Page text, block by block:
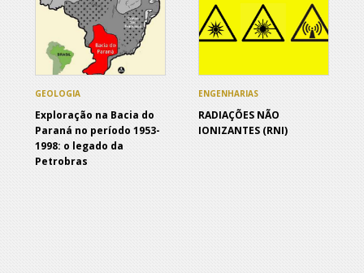
GEOLOGIA
Exploração na Bacia do
Paraná no período 1953-
1998: o legado da
Petrobras
ENGENHARIAS
RADIAÇÕES NÃO
IONIZANTES (RNI)